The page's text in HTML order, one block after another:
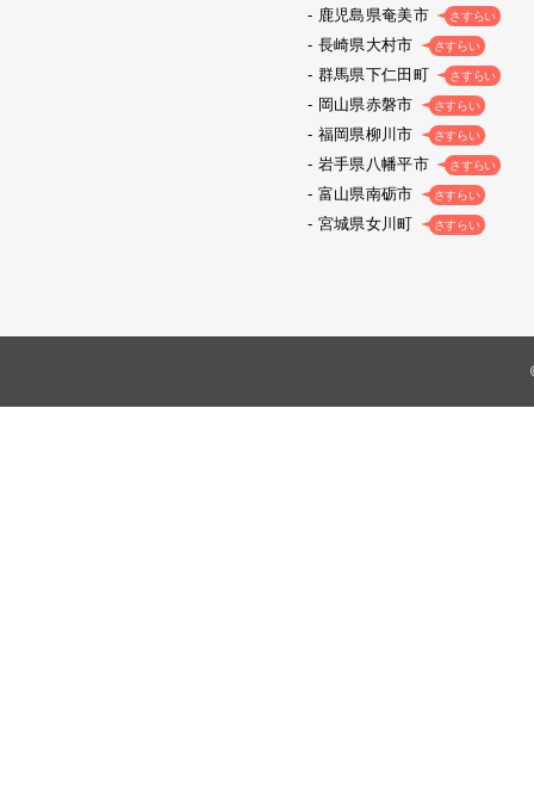
鹿児島県奄美市 さすらい
長崎県大村市 さすらい
群馬県下仁田町 さすらい
岡山県赤磐市 さすらい
福岡県柳川市 さすらい
岩手県八幡平市 さすらい
富山県南砺市 さすらい
宮城県女川町 さすらい